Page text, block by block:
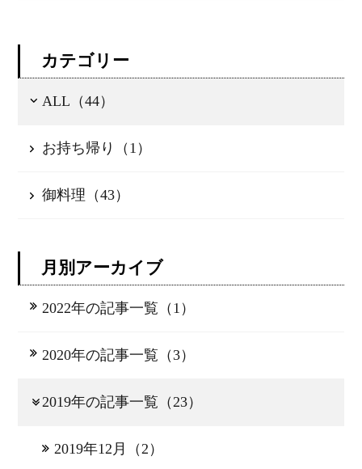
カテゴリー
ALL（44）
お持ち帰り（1）
御料理（43）
月別アーカイブ
2022年の記事一覧（1）
2020年の記事一覧（3）
2019年の記事一覧（23）
2019年12月（2）